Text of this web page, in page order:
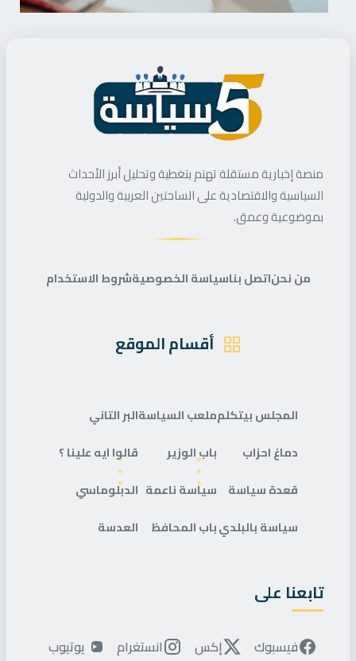
منصة إخبارية مستقلة تهتم بتغطية وتحليل أبرز الأحداث
السياسية والاقتصادية على الساحتين العربية والدولية
بموضوعية وعمق.
من نحناتصل بناسياسة الخصوصيةشروط الاستخدام
أقسام الموقع
المجلس بيتكلم
دماغ احزاب
قعدة سياسة
سياسة بالبلدي
ملعب السياسة
باب الوزير
سياسة ناعمة
باب المحافظ
البر التاني
قالوا ايه علينا ؟
الدبلوماسي
العدسة
تابعنا على
فيسبوك إكس انستغرام يوتيوب